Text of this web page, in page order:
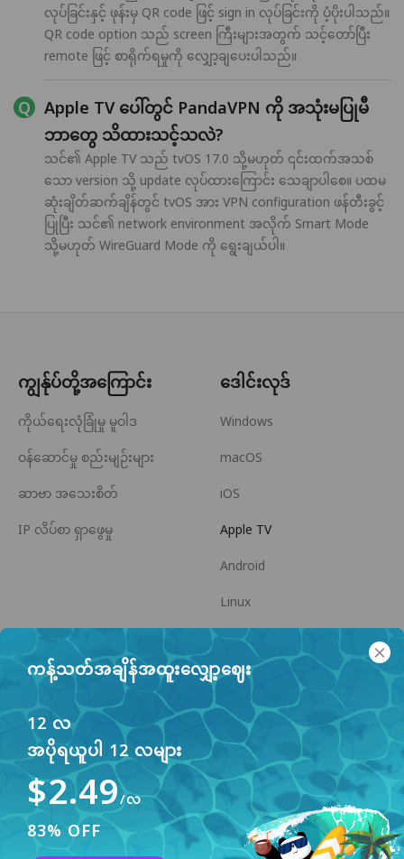
လုပ်ခြင်းနှင့် ဖုန်းမှ QR code ဖြင့် sign in လုပ်ခြင်းကို ပံ့ပိုးပါသည်။
QR code option သည် screen ကြီးများအတွက် သင့်တော်ပြီး
remote ဖြင့် စာရိုက်ရမှုကို လျှော့ချပေးပါသည်။
Apple TV ပေါ်တွင် PandaVPN ကို အသုံးမပြုမီ
ဘာတွေ သိထားသင့်သလဲ?
သင်၏ Apple TV သည် tvOS 17.0 သို့မဟုတ် ၎င်းထက်အသစ်
သော version သို့ update လုပ်ထားကြောင်း သေချာပါစေ။ ပထမ
ဆုံးချိတ်ဆက်ချိန်တွင် tvOS အား VPN configuration ဖန်တီးခွင့်
ပြုပြီး သင်၏ network environment အလိုက် Smart Mode
သို့မဟုတ် WireGuard Mode ကို ရွေးချယ်ပါ။
ကန့်သတ်အချိန်အထူးလျှော့ဈေး
12 လ
အပိုရယူပါ 12 လများ
$2.49/လ
83% OFF
ကျွန်ုပ်တို့အကြောင်း
ကိုယ်ရေးလုံခြုံမှု မူဝါဒ
ဝန်ဆောင်မှု စည်းမျဉ်းများ
ဆာဗာ အသေးစိတ်
IP လိပ်စာ ရှာဖွေမှု
ဒေါင်းလုဒ်
Windows
macOS
iOS
Apple TV
Android
Linux
Android TV
အကူအညီ စင်တာ
panda7x24@gmail.com
ပြဿနာများ
ပူးပေါင်းဆောင်ရွက်မှု
မိတ်ဖက်ဖြစ်ပါ
ငွေပေးချေမှု နည်းလမ်း
ဤဝဘ်ဆိုက်သည် အသုံးပြုသူ အတွေ့အကြုံ မြှင့်တင်ရန်